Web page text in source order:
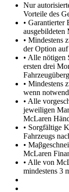
Nur
Vorteile des
•
ausgebildeten
• Mindestens
der Option
• Alle nötigen
ersten drei
• Mindestens
wenn
• Alle
jeweiligen
McLaren
• Sorgfältige
Fahrzeugs
•
McLaren
• Alle von
mindestens 3